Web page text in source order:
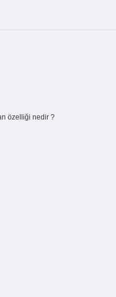
özelliği nedir ?